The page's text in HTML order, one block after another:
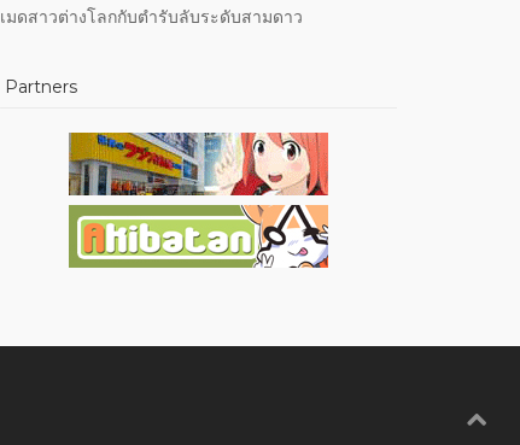
เมดสาวต่างโลกกับตำรับลับระดับสามดาว
Partners